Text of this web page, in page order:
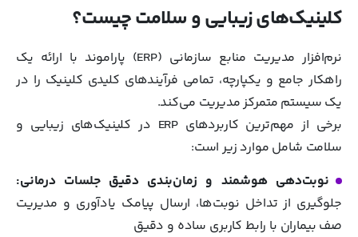
کلینیک‌های زیبایی و سلامت چیست؟
نرم‌افزار مدیریت منابع سازمانی (ERP) پاراموند با ارائه یک
راهکار جامع و یکپارچه، تمامی فرآیندهای کلیدی کلینیک را در
یک سیستم متمرکز مدیریت می‌کند.
برخی از مهم‌ترین کاربردهای ERP در کلینیک‌های زیبایی و
سلامت شامل موارد زیر است:
نوبت‌دهی هوشمند و زمان‌بندی دقیق جلسات درمانی:
جلوگیری از تداخل نوبت‌ها، ارسال پیامک یادآوری و مدیریت
صف بیماران با رابط کاربری ساده و دقیق